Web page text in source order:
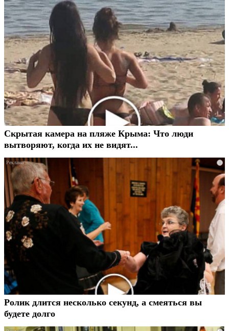
Скрытая камера на пляже Крыма: Что люди
вытворяют, когда их не видят...
i
Ролик длится несколько секунд, а смеяться вы
будете долго